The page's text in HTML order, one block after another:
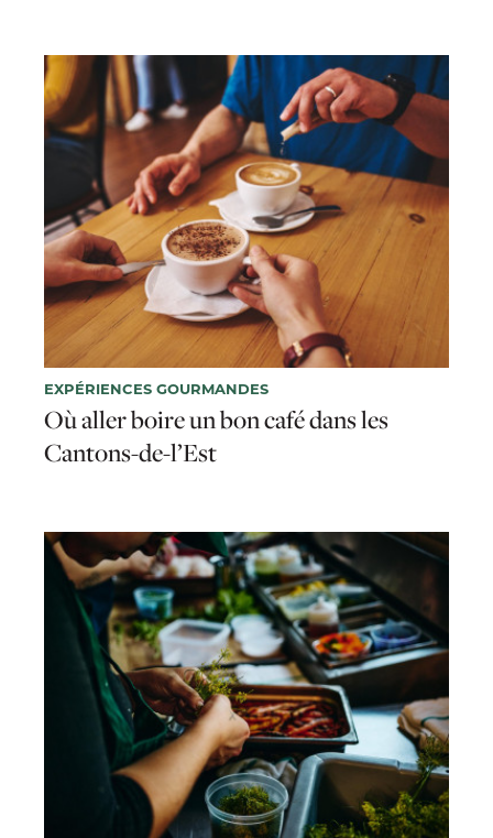
EXPÉRIENCES GOURMANDES
Où aller boire un bon café dans les
Cantons-de-l’Est